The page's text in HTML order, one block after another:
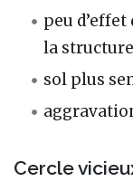
peu
la
sol plus
Cercle